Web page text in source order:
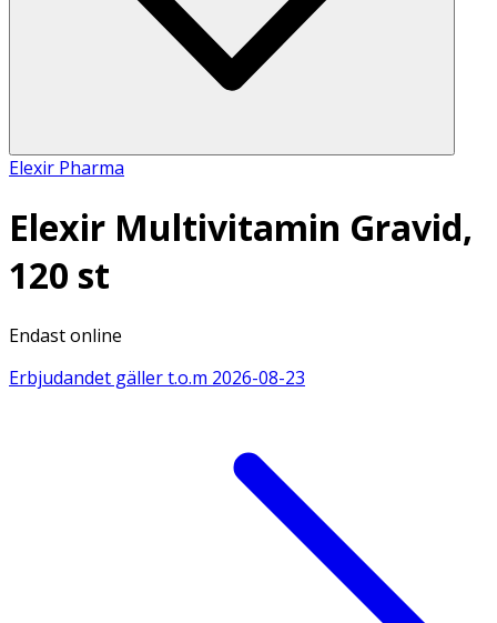
Elexir Pharma
Elexir Multivitamin Gravid,
120 st
Endast online
Erbjudandet gäller t.o.m 2026-08-23